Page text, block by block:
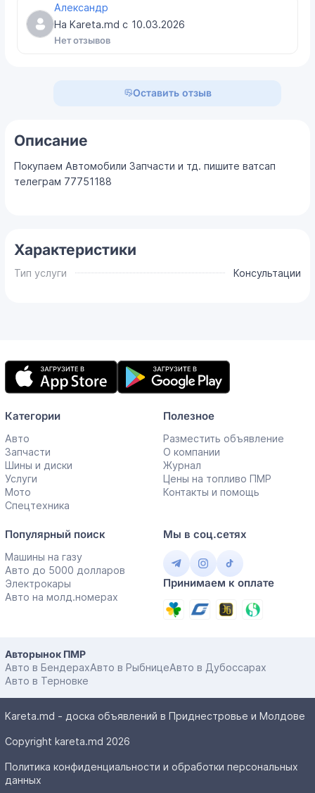
Александр
На Kareta.md с 10.03.2026
Нет отзывов
Оставить отзыв
Описание
Покупаем Автомобили Запчасти и тд. пишите ватсап
телеграм 77751188
Характеристики
Тип услуги Консультации
Мобильное
приложение
Категории
Авто
Запчасти
Шины и диски
Услуги
Мото
Спецтехника
Полезное
Разместить объявление
О компании
Журнал
Цены на топливо ПМР
Контакты и помощь
Популярный поиск
Машины на газу
Авто до 5000 долларов
Электрокары
Авто на молд.номерах
Мы в соц.сетях
Принимаем к оплате
Авторынок ПМР
Авто в БендерахАвто в РыбницеАвто в Дубоссарах
Авто в Терновке
Kareta.md - доска объявлений в Приднестровье и Молдове
Copyright kareta.md 2026
Политика конфиденциальности и обработки персональных
данных